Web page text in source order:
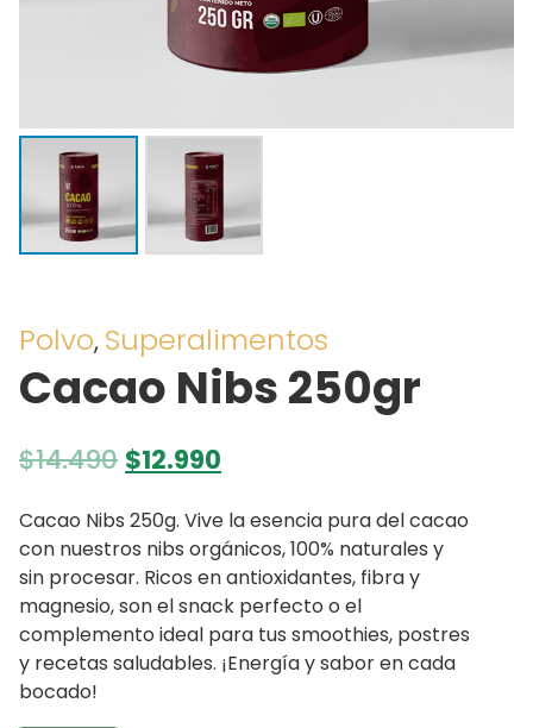
Polvo, Superalimentos
Cacao Nibs 250gr
$14.490 El
original
era:
$14.490.
$12.990
actual
es:
$12.990.
Cacao Nibs 250g. Vive la esencia pura del cacao
con nuestros nibs orgánicos, 100% naturales y
sin procesar. Ricos en antioxidantes, fibra y
magnesio, son el snack perfecto o el
complemento ideal para tus smoothies, postres
y recetas saludables. ¡Energía y sabor en cada
bocado!